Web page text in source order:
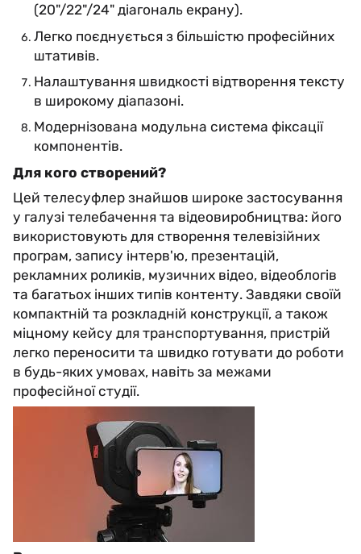
(20"/22"/24" діагональ екрану).
Легко поєднується з більшістю професійних
штативів.
Налаштування швидкості відтворення тексту
в широкому діапазоні.
Модернізована модульна система фіксації
компонентів.
Для кого створений?
Цей телесуфлер знайшов широке застосування
у галузі телебачення та відеовиробництва: його
використовують для створення телевізійних
програм, запису інтерв'ю, презентацій,
рекламних роликів, музичних відео, відеоблогів
та багатьох інших типів контенту. Завдяки своїй
компактній та розкладній конструкції, а також
міцному кейсу для транспортування, пристрій
легко переносити та швидко готувати до роботи
в будь-яких умовах, навіть за межами
професійної студії.